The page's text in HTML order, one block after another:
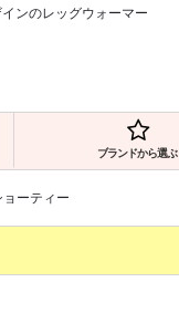
ンのレッグウォーマー
ブランドから選ぶ
ーティー